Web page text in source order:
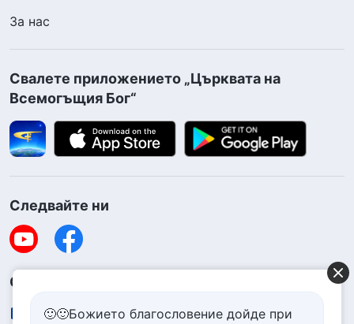
За нас
Свалете приложението „Църквата на
Всемогъщия Бог“
Следвайте ни
Свържете се с нас
contact.bg@godfootsteps.org
🙂🙂Божието благословение дойде при